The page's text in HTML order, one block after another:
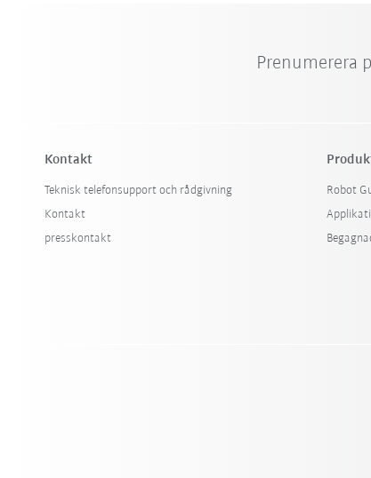
Prenumerera
Kontakt
Teknisk telefonsupport och rådgivning
Kontakt
presskontakt
Robot